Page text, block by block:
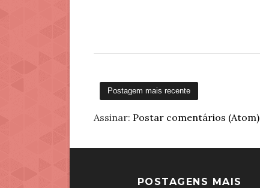
Postagem mais recente
Assinar: Postar comentários (Atom)
POSTAGENS MAIS